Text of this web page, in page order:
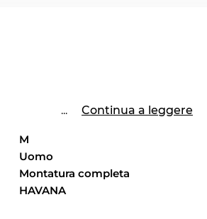
... Continua a leggere
M
Uomo
Montatura completa
HAVANA